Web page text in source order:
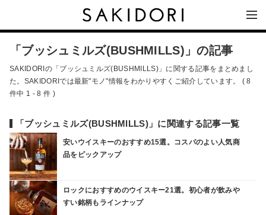
「ブッシュミルズ(BUSHMILLS)」の記事
SAKIDORIの「ブッシュミルズ(BUSHMILLS)」に関する記事をまとめまし
た。SAKIDORIでは最新"モノ"情報をわかりやすくご紹介しています。 ( 8
件中 1 - 8 件 )
「ブッシュミルズ(BUSHMILLS)」に関連する記事一覧
安いウイスキーのおすすめ15選。コスパのよい人気商
品をピックアップ
ロックにおすすめのウイスキー21選。初心者が飲みや
すい銘柄もラインナップ